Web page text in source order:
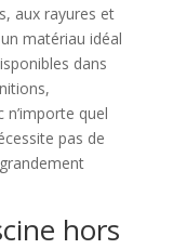
aux rayures et
matériau idéal
dans
n’importe quel
pas de
hors